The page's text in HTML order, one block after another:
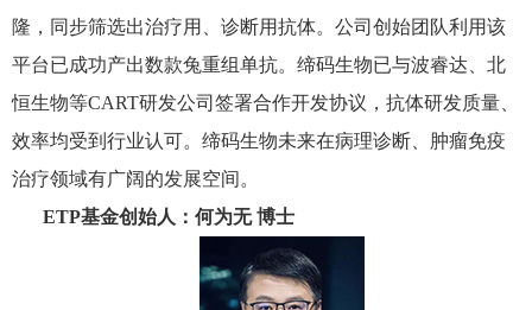
隆，同步筛选出治疗用、诊断用抗体。公司创始团队利用该
平台已成功产出数款兔重组单抗。缔码生物已与波睿达、北
恒生物等CART研发公司签署合作开发协议，抗体研发质量、
效率均受到行业认可。缔码生物未来在病理诊断、肿瘤免疫
治疗领域有广阔的发展空间。
ETP基金创始人：何为无 博士